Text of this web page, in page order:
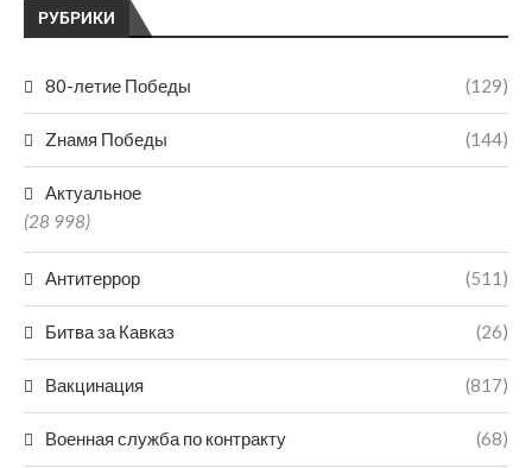
РУБРИКИ
80-летие Победы (129)
Zнамя Победы (144)
Актуальное
(28 998)
Антитеррор (511)
Битва за Кавказ (26)
Вакцинация (817)
Военная служба по контракту (68)